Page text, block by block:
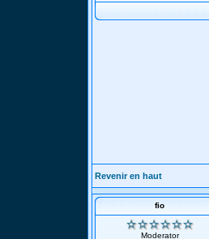
Revenir en haut
fio
Moderator